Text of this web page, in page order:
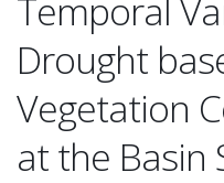
Temporal
Drought
Vegetation
at the Basin